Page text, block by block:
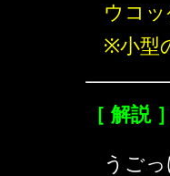
ウコッ
※小型
［ 解説 ］
うごっ